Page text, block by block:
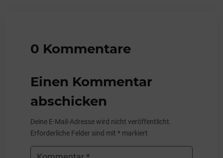
0 Kommentare
Einen Kommentar
abschicken
Deine E-Mail-Adresse wird nicht veröffentlicht.
Erforderliche Felder sind mit* markiert